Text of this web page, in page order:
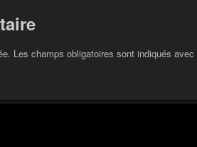
Les champs obligatoires sont indiqués avec